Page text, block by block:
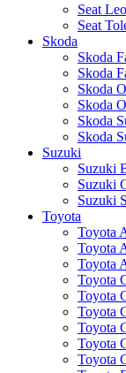
Seat
Seat
Skoda
Skoda
Skoda
Skoda
Skoda
Skoda
Skoda
Suzuki
Suzuki
Suzuki
Suzuki
Toyota
Toyota
Toyota
Toyota
Toyota
Toyota
Toyota
Toyota
Toyota
Toyota